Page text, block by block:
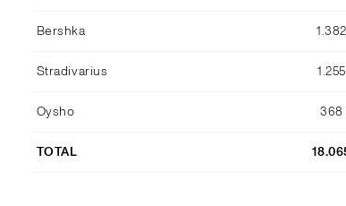
Bershka 1.382
Stradivarius 1.255
Oysho 368
TOTAL